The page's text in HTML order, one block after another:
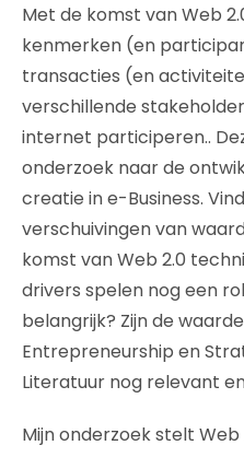
Met de komst van Web
kenmerken (en
transacties (en
verschillende
internet participeren..
onderzoek naar de
creatie in e-Business.
verschuivingen van
komst van Web 2.0
drivers spelen nog een
belangrijk? Zijn de
Entrepreneurship en
Literatuur nog relevant
Mijn onderzoek stelt